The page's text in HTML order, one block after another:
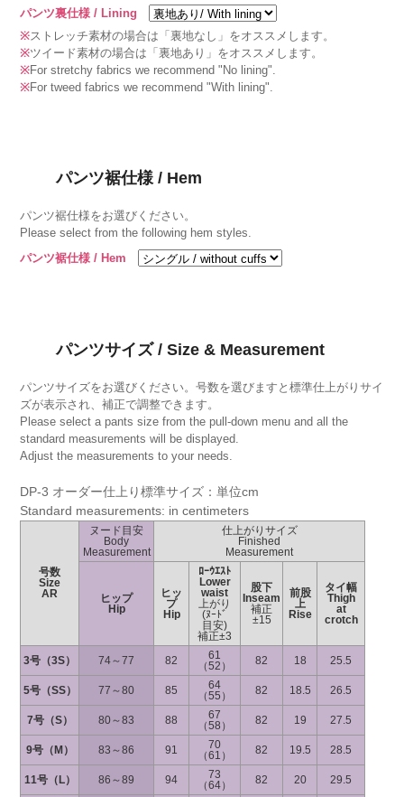
パンツ裏仕様 / Lining
※ストレッチ素材の場合は「裏地なし」をオススメします。
※ツイード素材の場合は「裏地あり」をオススメします。
※For stretchy fabrics we recommend "No lining".
※For tweed fabrics we recommend "With lining".
パンツ裾仕様 / Hem
パンツ裾仕様をお選びください。
Please select from the following hem styles.
パンツ裾仕様 / Hem
パンツサイズ / Size & Measurement
パンツサイズをお選びください。号数を選びますと標準仕上がりサイ
ズが表示され、補正で調整できます。
Please select a pants size from the pull-down menu and all the
standard measurements will be displayed.
Adjust the measurements to your needs.
DP-3 オーダー仕上り標準サイズ：単位cm
Standard measurements: in centimeters
号数
Size
AR
ヌード目安
Body
Measurement
仕上がりサイズ
Finished
Measurement
ヒップ
Hip
ヒッ
プ
Hip
ﾛｰｳｴｽﾄ
Lower
waist
上がり
(ﾇｰﾄﾞ
目安)
補正±3
股下
Inseam
補正
±15
前股
上
Rise
タイ幅
Thigh
at
crotch
3号（3S） 74～77 82
61
（52）
82 18 25.5
5号（SS） 77～80 85
64
（55）
82 18.5 26.5
7号（S） 80～83 88
67
（58）
82 19 27.5
9号（M） 83～86 91
70
（61）
82 19.5 28.5
11号（L） 86～89 94
73
（64）
82 20
29.5